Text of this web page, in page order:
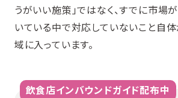
うがいい施策」ではなく、すでに市場
いている中で対応していないこと自
域に入っています。
飲食店インバウンドガイド配布中